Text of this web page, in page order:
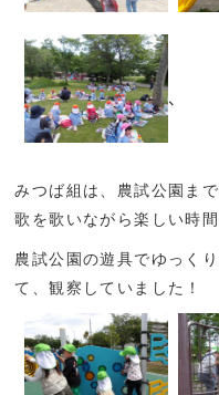
、
みつば組は、農試公園ま
歌を歌いながら楽しい時間
農試公園の遊具でゆっく
て、観察していました！